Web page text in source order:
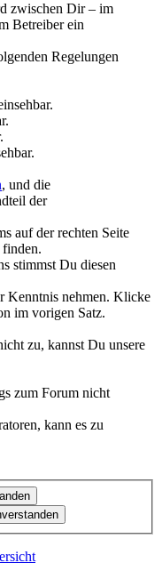
zwischen Dir – im
Betreiber ein
Regelungen
, und die
der
auf der rechten Seite
stimmst Du diesen
Kenntnis nehmen. Klicke
im vorigen Satz.
zu, kannst Du unsere
zum Forum nicht
kann es zu